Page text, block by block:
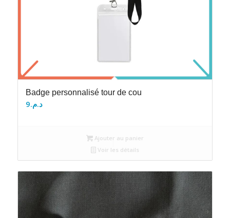
Badge personnalisé tour de cou
د.م.9
Ajouter au panier
Voir les détails